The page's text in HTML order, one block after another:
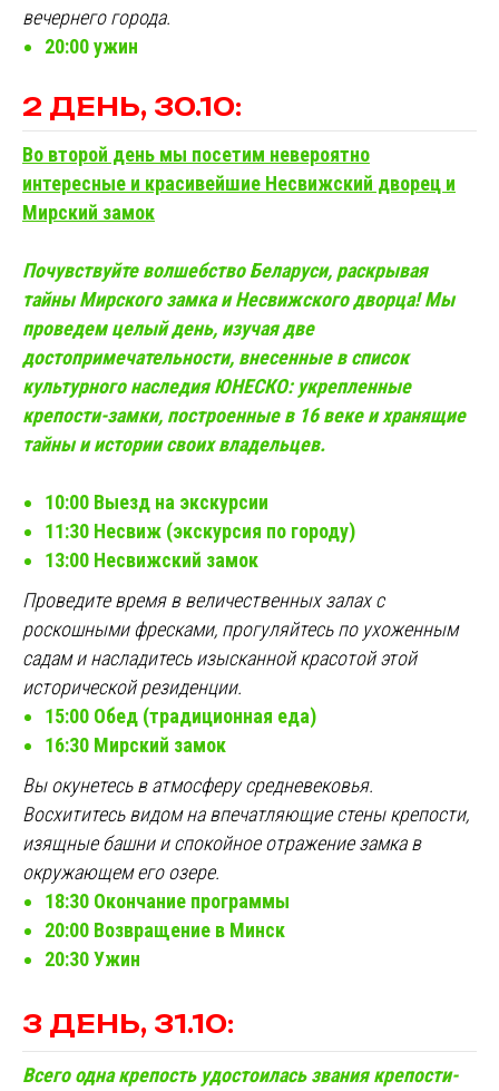
вечернего города.
20:00 ужин
2 ДЕНЬ, 30.10:
Во второй день мы посетим невероятно
интересные и красивейшие Несвижский дворец и
Мирский замок
Почувствуйте волшебство Беларуси, раскрывая
тайны Мирского замка и Несвижского дворца! Мы
проведем целый день, изучая две
достопримечательности, внесенные в список
культурного наследия ЮНЕСКО: укрепленные
крепости-замки, построенные в 16 веке и хранящие
тайны и истории своих владельцев.
10:00 Выезд на экскурсии
11:30 Несвиж (экскурсия по городу)
13:00 Несвижский замок
Проведите время в величественных залах с
роскошными фресками, прогуляйтесь по ухоженным
садам и насладитесь изысканной красотой этой
исторической резиденции.
15:00 Обед (традиционная еда)
16:30 Мирский замок
Вы окунетесь в атмосферу средневековья.
Восхититесь видом на впечатляющие стены крепости,
изящные башни и спокойное отражение замка в
окружающем его озере.
18:30 Окончание программы
20:00 Возвращение в Минск
20:30 Ужин
3 ДЕНЬ, 31.10:
Всего одна крепость удостоилась звания крепости-